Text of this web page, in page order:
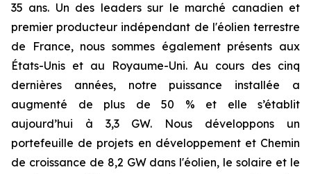
35 ans. Un des leaders sur le marché canadien et
premier producteur indépendant de l'éolien terrestre
de France, nous sommes également présents aux
États-Unis et au Royaume-Uni. Au cours des cinq
dernières années, notre puissance installée a
augmenté de plus de 50 % et elle s’établit
aujourd’hui à 3,3 GW. Nous développons un
portefeuille de projets en développement et Chemin
de croissance de 8,2 GW dans l'éolien, le solaire et le